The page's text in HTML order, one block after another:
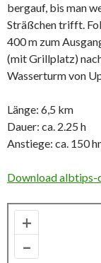
bergauf, bis man
Sträßchen trifft.
400 m zum
(mit Grillplatz)
Wasserturm von
Länge: 6,5 km
Dauer: ca. 2.25 h
Anstiege: ca. 150
Download albtips-
+
–